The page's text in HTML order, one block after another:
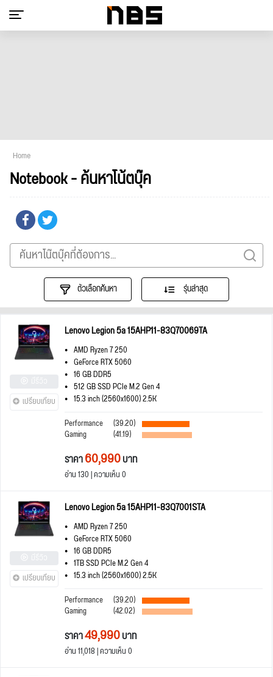
Home
Notebook - ค้นหาโน้ตบุ๊ค
ตัวเลือกค้นหา รุ่นล่าสุด
เปรียบเทียบ
Lenovo Legion 5a 15AHP11-83Q70069TA
AMD Ryzen 7 250
GeForce RTX 5060
16 GB DDR5
512 GB SSD PCIe M.2 Gen 4
15.3 inch (2560x1600) 2.5K
Performance
(39.20)
Gaming (41.19)
ราคา60,990บาท
อ่าน 130 | ความเห็น 0
เปรียบเทียบ
Lenovo Legion 5a 15AHP11-83Q7001STA
AMD Ryzen 7 250
GeForce RTX 5060
16 GB DDR5
1TB SSD PCIe M.2 Gen 4
15.3 inch (2560x1600) 2.5K
Performance
(39.20)
Gaming (42.02)
ราคา49,990บาท
อ่าน 11,018 | ความเห็น 0